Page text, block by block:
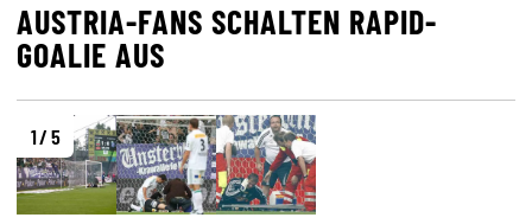
AUSTRIA-FANS SCHALTEN RAPID-
GOALIE AUS
1 / 5